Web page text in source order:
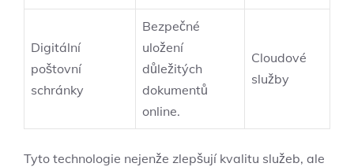
Digitální
poštovní
schránky
Bezpečné
uložení
důležitých
dokumentů
online.
Cloudové
služby
Tyto technologie nejenže zlepšují kvalitu služeb, ale